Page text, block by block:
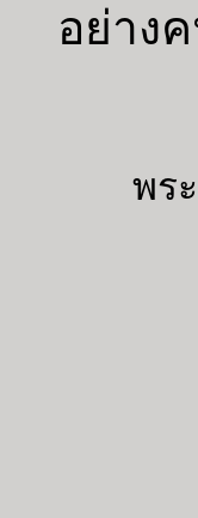
อย่าง
พร